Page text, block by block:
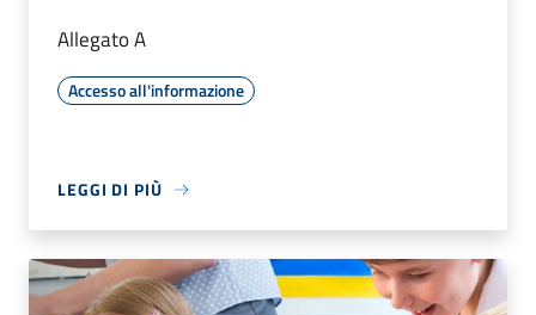
Allegato A
Accesso all'informazione
LEGGI DI PIÙ